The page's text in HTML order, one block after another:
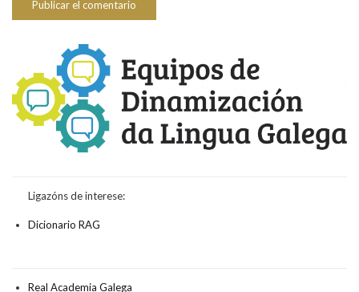
Ligazóns de interese:
Dicionario RAG
Real Academia Galega